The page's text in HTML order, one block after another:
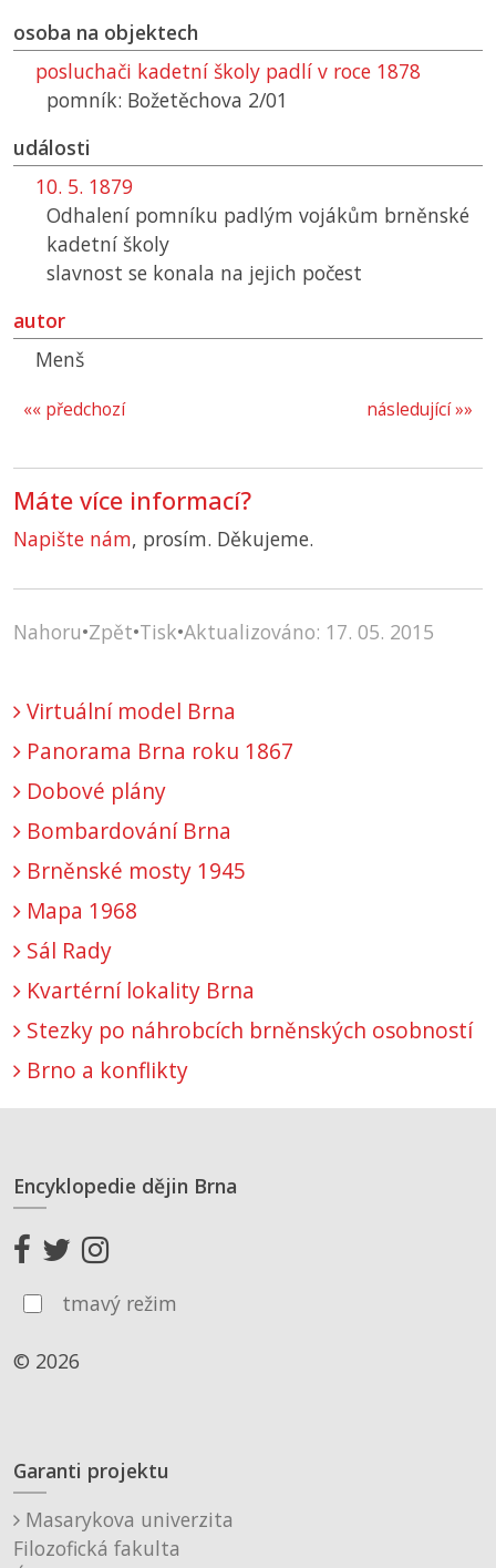
osoba na objektech
posluchači kadetní školy padlí v roce 1878
pomník: Božetěchova 2/01
události
10. 5. 1879
Odhalení pomníku padlým vojákům brněnské
kadetní školy
slavnost se konala na jejich počest
autor
Menš
následující »»
«« předchozí
Máte více informací?
Napište nám, prosím. Děkujeme.
Nahoru•Zpět•Tisk•Aktualizováno: 17. 05. 2015
Virtuální model Brna
Panorama Brna roku 1867
Dobové plány
Bombardování Brna
Brněnské mosty 1945
Mapa 1968
Sál Rady
Kvartérní lokality Brna
Stezky po náhrobcích brněnských osobností
Brno a konflikty
Encyklopedie dějin Brna
tmavý režim
© 2026
Garanti projektu
Masarykova univerzita
Filozofická fakulta